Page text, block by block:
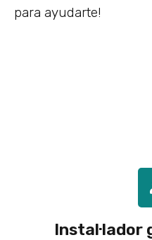
para ayudarte!